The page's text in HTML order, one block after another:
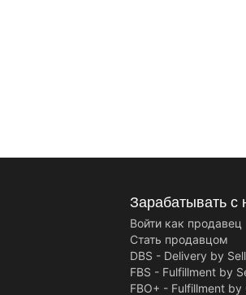
Зарабатывать с
Войти как продавец
Стать продавцом
DBS - Delivery by
FBS - Fulfillment by
FBO+ - Fulfillment